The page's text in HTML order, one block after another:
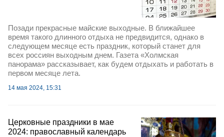
Позади прекрасные майские выходные. В ближайшее
время такого длинного отдыха не предвидится, однако в
следующем месяце есть праздник, который станет для
всех россиян выходным днем. Газета «Холмская
панорама» рассказывает, как будем отдыхать и работать в
первом месяце лета.
14 мая 2024, 15:31
Церковные праздники в мае
2024: православный календарь